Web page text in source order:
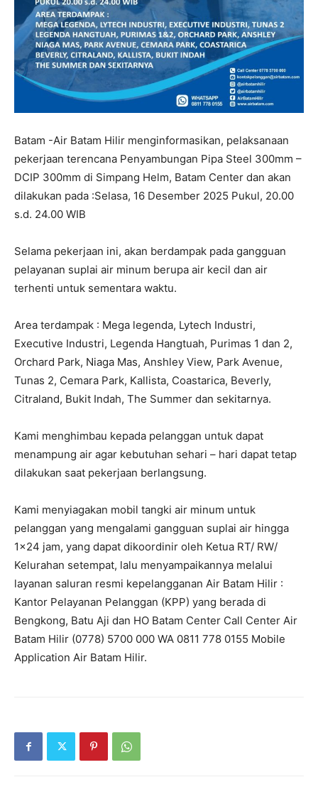
Batam -Air Batam Hilir menginformasikan, pelaksanaan
pekerjaan terencana Penyambungan Pipa Steel 300mm –
DCIP 300mm di Simpang Helm, Batam Center dan akan
dilakukan pada :Selasa, 16 Desember 2025 Pukul, 20.00
s.d. 24.00 WIB
Selama pekerjaan ini, akan berdampak pada gangguan
pelayanan suplai air minum berupa air kecil dan air
terhenti untuk sementara waktu.
Area terdampak : Mega legenda, Lytech Industri,
Executive Industri, Legenda Hangtuah, Purimas 1 dan 2,
Orchard Park, Niaga Mas, Anshley View, Park Avenue,
Tunas 2, Cemara Park, Kallista, Coastarica, Beverly,
Citraland, Bukit Indah, The Summer dan sekitarnya.
Kami menghimbau kepada pelanggan untuk dapat
menampung air agar kebutuhan sehari – hari dapat tetap
dilakukan saat pekerjaan berlangsung.
Kami menyiagakan mobil tangki air minum untuk
pelanggan yang mengalami gangguan suplai air hingga
1×24 jam, yang dapat dikoordinir oleh Ketua RT/ RW/
Kelurahan setempat, lalu menyampaikannya melalui
layanan saluran resmi kepelangganan Air Batam Hilir :
Kantor Pelayanan Pelanggan (KPP) yang berada di
Bengkong, Batu Aji dan HO Batam Center Call Center Air
Batam Hilir (0778) 5700 000 WA 0811 778 0155 Mobile
Application Air Batam Hilir.